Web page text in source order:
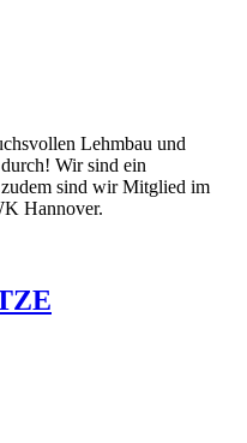
Lehmbau und
Wir sind ein
sind wir Mitglied im
Hannover.